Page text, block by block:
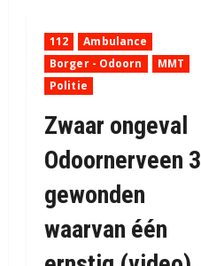
112
Ambulance
Borger - Odoorn
MMT
Politie
Zwaar ongeval
Odoornerveen 3
gewonden
waarvan één